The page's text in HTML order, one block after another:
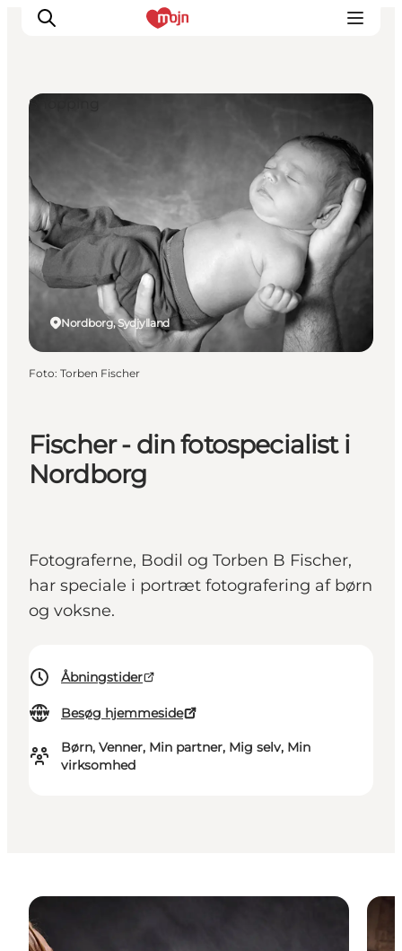
Oplevelser
Byer & Steder
Det sker
Overnatning
Planlæg din ferie
Booking
Fischer - din fotospecialist i
Nordborg
Fotograferne, Bodil og Torben B Fischer,
har speciale i portræt fotografering af børn
og voksne.
Åbningstider
Besøg hjemmeside
Børn, Venner, Min partner, Mig selv, Min
virksomhed
Nordborg, Sydjylland
Shopping
Foto: Torben Fischer